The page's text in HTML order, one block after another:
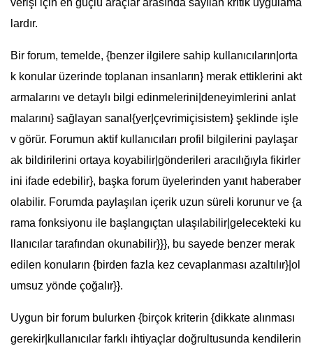
verişi için en güçlü araçlar arasında sayılan kritik uygulama
lardır.
Bir forum, temelde, {benzer ilgilere sahip kullanıcıların|orta
k konular üzerinde toplanan insanların} merak ettiklerini akt
armalarını ve detaylı bilgi edinmelerini|deneyimlerini anlat
malarını} sağlayan sanal{yer|çevrimiçisistem} şeklinde işle
v görür. Forumun aktif kullanıcıları profil bilgilerini paylaşar
ak bildirilerini ortaya koyabilir|gönderileri aracılığıyla fikirler
ini ifade edebilir}, başka forum üyelerinden yanıt haberaber
olabilir. Forumda paylaşılan içerik uzun süreli korunur ve {a
rama fonksiyonu ile başlangıçtan ulaşılabilir|gelecekteki ku
llanıcılar tarafından okunabilir}}}, bu sayede benzer merak
edilen konuların {birden fazla kez cevaplanması azaltılır}|ol
umsuz yönde çoğalır}}.
Uygun bir forum bulurken {birçok kriterin {dikkate alınması
gerekir|kullanıcılar farklı ihtiyaçlar doğrultusunda kendilerin